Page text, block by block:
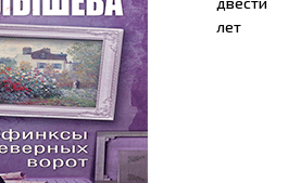
лет